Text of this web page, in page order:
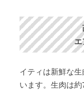
エ
イティは新鮮な
います。生肉は